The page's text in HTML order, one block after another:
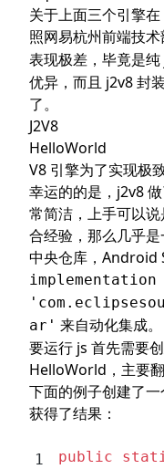
关于上面三个引擎
照网易杭州前端技
表现极差，毕竟是
优异，而且 j2v8 封
了。
J2V8
HelloWorld
V8 引擎为了实现极
幸运的的是，j2v8
常简洁，上手可以
合经验，那么几乎
中央仓库 ，Android
implementation
ar' 来自动化集成。
要运行 js 首先需要
HelloWorld，主要
下面的例子创建了
获得了结果：
public